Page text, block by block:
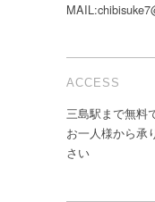
ACCESS
三島駅まで無料
お一人様から承
さい